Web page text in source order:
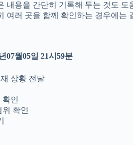
내용을 간단히 기록해 두는 것도
여러 곳을 함께 확인하는 경우에는
07월05일 21시59분
상황 전달
인
확인